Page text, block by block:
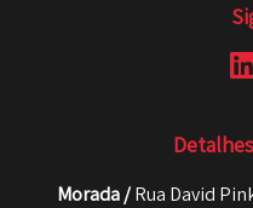
Morada /Rua David